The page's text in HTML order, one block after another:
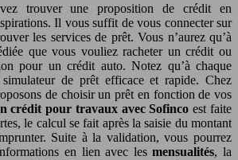
trouver une proposition de crédit en
Il vous suffit de vous connecter sur
les services de prêt. Vous n’aurez qu’à
que vous vouliez racheter un crédit ou
pour un crédit auto. Notez qu’à chaque
de prêt efficace et rapide. Chez
de choisir un prêt en fonction de vos
crédit pour travaux avec Sofinco est faite
le calcul se fait après la saisie du montant
Suite à la validation, vous pourrez
en lien avec lesmensualités, la